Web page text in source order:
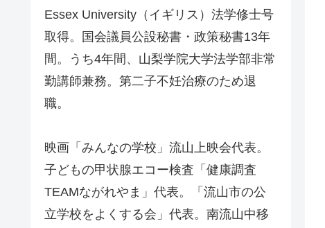
Essex University（イギリス）法学修士号
取得。国会議員公設秘書・政策秘書13年
間。うち4年間、山梨学院大学法学部非常
勤講師兼務。第二子不妊治療のため退
職。
映画「みんなの学校」流山上映会代表。
子どもの甲状腺エコー検査「健康調査
TEAMながれやま」代表。「流山市の公
立学校をよくする会」代表。南流山中移